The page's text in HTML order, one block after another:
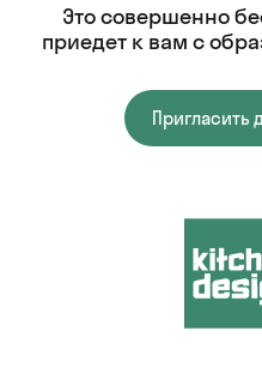
Это совершенно
приедет к вам с
Пригласить